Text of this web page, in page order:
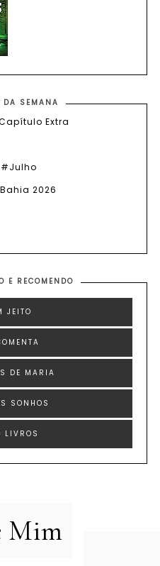
SEMANA
Extra
#Julho
2026
E RECOMENDO
JEITO
DE MARIA
SONHOS
LIVROS
Mim